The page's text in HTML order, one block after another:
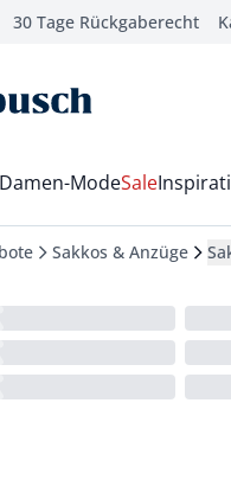
30 Tage Rückgaberecht
Startseite
Pfeil-Runter Taste
Damen-ModeSale
Sakkos & Anzüge